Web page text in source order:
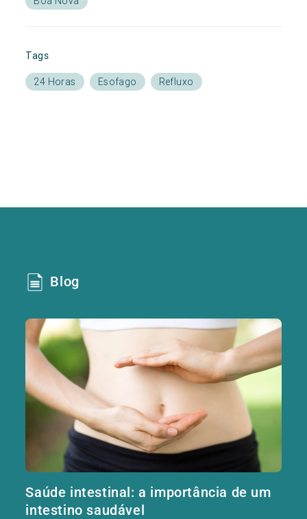
Tags
24 Horas Esofago Refluxo
Blog
Saúde intestinal: a importância de um
intestino saudável